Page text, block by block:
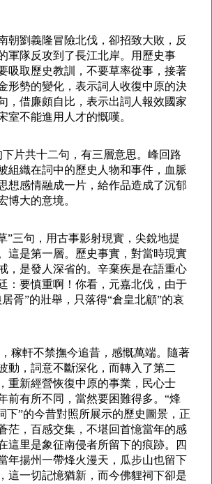
劉義隆冒險北伐，卻招致大敗，反
軍隊反攻到了長江北岸。用歷史事
吸取歷史教訓，不要草率從事，接著
形勢的變化，表示詞人收復中原的決
，借廉頗自比，表示出詞人報效國家
室不能進用人才的慨嘆。
片共十二句，有三層意思。峰回路
組織在詞中的歷史人物和事件，血脈
想感情融成一片，給作品造成了沉郁
博大的意境。
三句，用古事影射現實，尖銳地提
這是第一層。歷史事實，對當時現實
，是發人深省的。辛棄疾是在語重心
：要慎重啊！你看，元嘉北伐，由于
胥”的壯舉，只落得“倉皇北顧”的哀
稼軒不禁撫今追昔，感慨萬端。隨著
動，詞意不斷深化，而轉入了第二
重新經營恢復中原的事業，民心士
前有所不同，當然要困難得多。“烽
下”的今昔對照所展示的歷史圖景，正
茫，百感交集，不堪回首憶當年的感
這里是象征南侵者所留下的痕跡。四
年揚州一帶烽火漫天，瓜步山也留下
這一切記憶猶新，而今佛貍祠下卻是